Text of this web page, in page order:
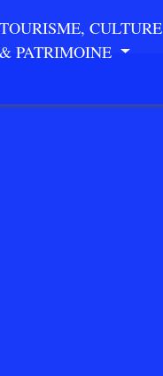
TOURISME, CULTURE
& PATRIMOINE